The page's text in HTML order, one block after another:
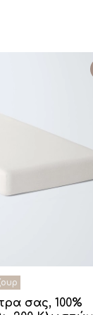
σας, 100%